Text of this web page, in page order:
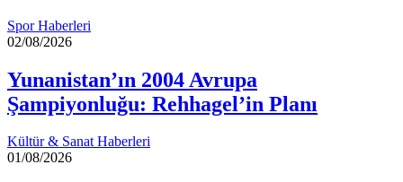
Spor Haberleri
02/08/2026
Yunanistan’ın 2004 Avrupa
Şampiyonluğu: Rehhagel’in Planı
Kültür & Sanat Haberleri
01/08/2026